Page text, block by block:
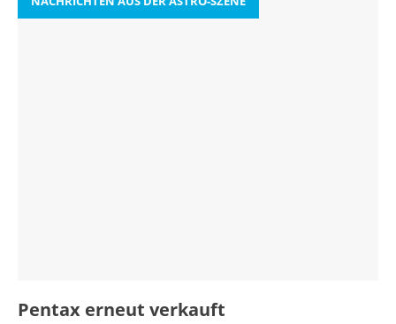
Pentax erneut verkauft